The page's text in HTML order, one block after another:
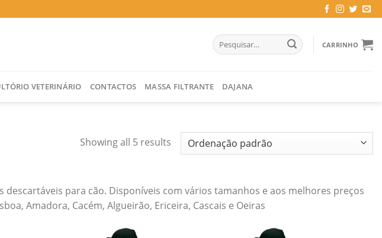
Pesquisar
por:
CARRINHO
VETERINÁRIO CONTACTOS MASSA FILTRANTE DAJANA
Showing all 5 results
descartáveis para cão. Disponíveis com vários tamanhos e aos melhores preços
Amadora, Cacém, Algueirão, Ericeira, Cascais e Oeiras